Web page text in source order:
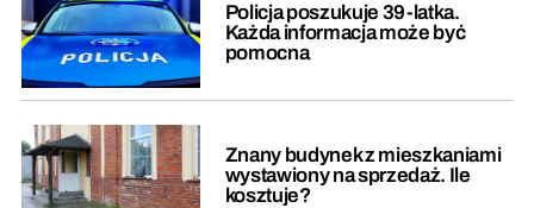
Policja poszukuje 39-latka.
Każda informacja może być
pomocna
Znany budynek z mieszkaniami
wystawiony na sprzedaż. Ile
kosztuje?